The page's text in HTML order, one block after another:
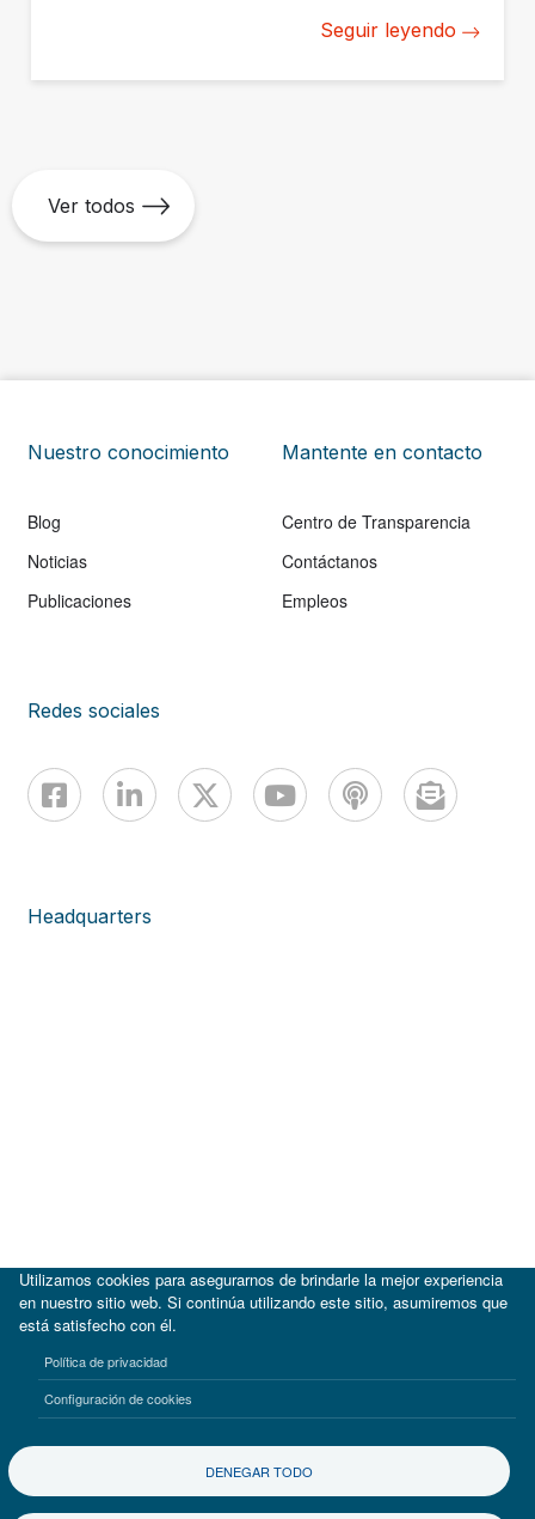
Seguir leyendo
Ver todos
Nuestro conocimiento
Blog
Noticias
Publicaciones
Mantente en contacto
Centro de Transparencia
Contáctanos
Empleos
Redes sociales
Headquarters
Términos de uso Aviso de privacidad
Utilizamos cookies para asegurarnos de brindarle la mejor experiencia
en nuestro sitio web. Si continúa utilizando este sitio, asumiremos que
está satisfecho con él.
Política de privacidad
Configuración de cookies
DENEGAR TODO